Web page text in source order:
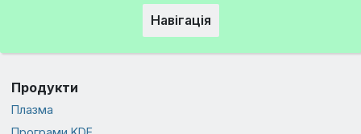
Навігація
Продукти
Плазма